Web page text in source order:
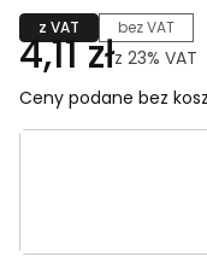
z VAT bez VAT
4,11 złz 23% VAT
Ceny podane bez
Poszczególne